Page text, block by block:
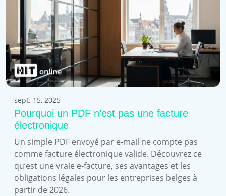
sept. 15, 2025
Pourquoi un PDF n’est pas une facture
électronique
Un simple PDF envoyé par e-mail ne compte pas
comme facture électronique valide. Découvrez ce
qu’est une vraie e-facture, ses avantages et les
obligations légales pour les entreprises belges à
partir de 2026.